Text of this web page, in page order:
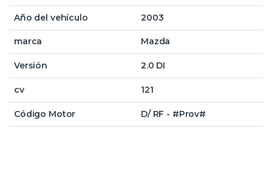
Año del vehículo 2003
marca Mazda
Versión 2.0 DI
cv 121
Código Motor D/ RF - #Prov#